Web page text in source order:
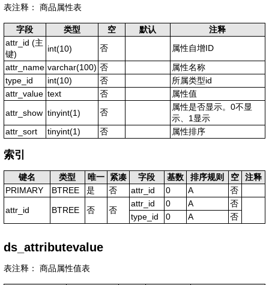
表注释： 商品属性表
字段 类型 空 默认
注释
attr_id (主
键)
int(10) 否
属性自增ID
attr_name varchar(100) 否
属性名称
type_id
int(10) 否
所属类型id
attr_value text 否
属性值
attr_show tinyint(1) 否
属性是否显示。0不显
示、1显示
attr_sort
tinyint(1) 否 属性排序
索引
键名 类型 唯一 紧凑 字段 基数 排序规则 空
注释
PRIMARY
BTREE 是 否 attr_id 0 A 否
attr_id BTREE 否 否
attr_id 0 A
否
type_id
0 A 否
ds_attributevalue
表注释： 商品属性值表